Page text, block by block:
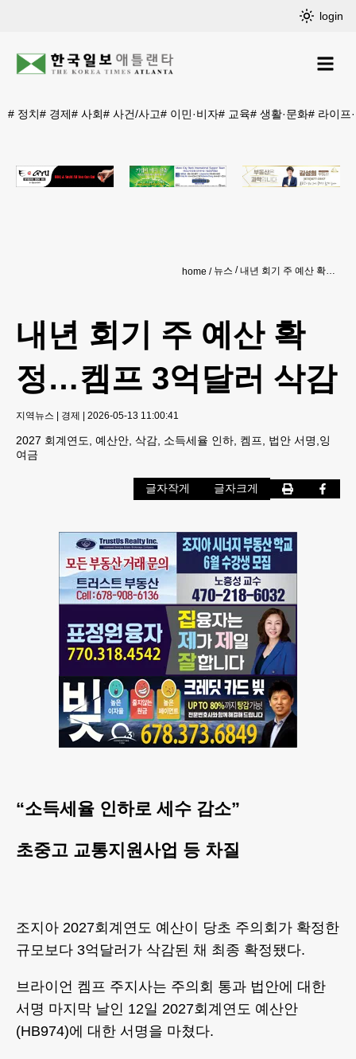
login
# 정치# 경제# 사회# 사건/사고# 이민·비자# 교육# 생활·문화# 라이프
home 뉴스 내년 회기 주 예산 확정…켐프 3억달러 삭감
내년 회기 주 예산 확
정…켐프 3억달러 삭감
지역뉴스 | 경제 | 2026-05-13 11:00:41
2027 회계연도, 예산안, 삭감, 소득세율 인하, 켐프, 법안 서명,잉
여금
글자작게 글자크게
“소득세율 인하로 세수 감소”
초중고 교통지원사업 등 차질
조지아 2027회계연도 예산이 당초 주의회가 확정한
규모보다 3억달러가 삭감된 채 최종 확정됐다.
브라이언 켐프 주지사는 주의회 통과 법안에 대한
서명 마지막 날인 12일 2027회계연도 예산안
(HB974)에 대한 서명을 마쳤다.